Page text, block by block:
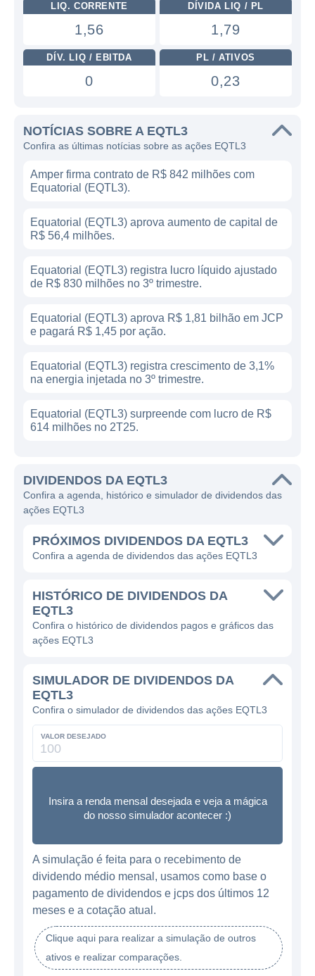
LIQ. CORRENTE
1,56
DÍVIDA LIQ / PL
1,79
DÍV. LIQ / EBITDA
0
PL / ATIVOS
0,23
NOTÍCIAS SOBRE A EQTL3
Confira as últimas notícias sobre as ações EQTL3
Amper firma contrato de R$ 842 milhões com
Equatorial (EQTL3).
Equatorial (EQTL3) aprova aumento de capital de
R$ 56,4 milhões.
Equatorial (EQTL3) registra lucro líquido ajustado
de R$ 830 milhões no 3º trimestre.
Equatorial (EQTL3) aprova R$ 1,81 bilhão em JCP
e pagará R$ 1,45 por ação.
Equatorial (EQTL3) registra crescimento de 3,1%
na energia injetada no 3º trimestre.
Equatorial (EQTL3) surpreende com lucro de R$
614 milhões no 2T25.
DIVIDENDOS DA EQTL3
Confira a agenda, histórico e simulador de dividendos das
ações EQTL3
PRÓXIMOS DIVIDENDOS DA EQTL3
Confira a agenda de dividendos das ações EQTL3
HISTÓRICO DE DIVIDENDOS DA
EQTL3
Confira o histórico de dividendos pagos e gráficos das
ações EQTL3
SIMULADOR DE DIVIDENDOS DA
EQTL3
Confira o simulador de dividendos das ações EQTL3
VALOR DESEJADO
Insira a renda mensal desejada e veja a mágica
do nosso simulador acontecer :)
A simulação é feita para o recebimento de
dividendo médio mensal, usamos como base o
pagamento de dividendos e jcps dos últimos 12
meses e a cotação atual.
Clique aqui para realizar a simulação de outros
ativos e realizar comparações.